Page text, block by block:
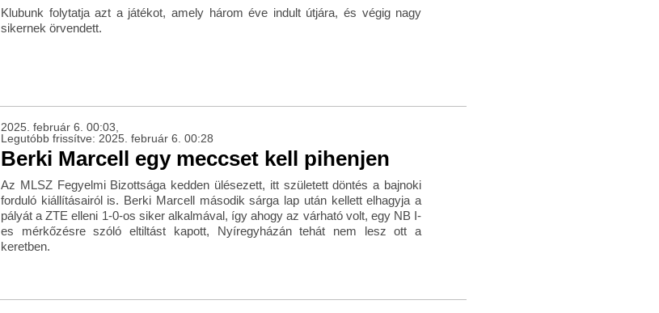
Klubunk folytatja azt a játékot, amely három éve indult útjára, és végig nagy
sikernek örvendett.
2025. február 6. 00:03,
Legutóbb frissítve: 2025. február 6. 00:28
Berki Marcell egy meccset kell pihenjen
Az MLSZ Fegyelmi Bizottsága kedden ülésezett, itt született döntés a bajnoki
forduló kiállításairól is. Berki Marcell második sárga lap után kellett elhagyja a
pályát a ZTE elleni 1-0-os siker alkalmával, így ahogy az várható volt, egy NB I-
es mérkőzésre szóló eltiltást kapott, Nyíregyházán tehát nem lesz ott a
keretben.